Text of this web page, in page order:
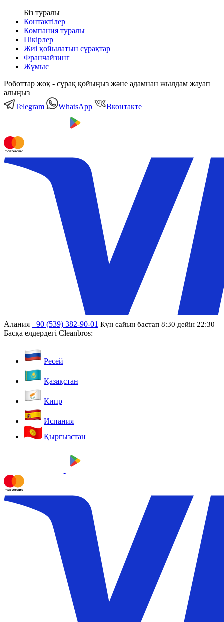
Біз туралы
Контактілер
Компания туралы
Пікірлер
Жиі қойылатын сұрақтар
Франчайзинг
Жұмыс
Роботтар жоқ - сұрақ қойыңыз және адамнан жылдам жауап
алыңыз
Telegram
WhatsApp Вконтакте
Алания +90 (539) 382-90-01 Күн сайын бастап 8:30 дейін 22:30
Басқа елдердегі Cleanbros:
Ресей
Қазақстан
Кипр
Испания
Қырғызстан